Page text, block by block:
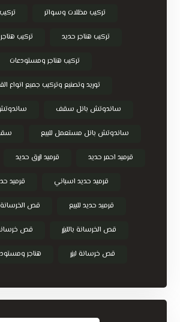
تركيب مظلات وسواتر
تركيب هناجر حديد تركيب
تركيب هناجر ومستودعات
توريد وتصنيع وتركيب جميع انواع
ساندوتش بانل سقف ساندوتش
ساندوتش بانل مستعمل للبيع
قرميد احمر حديد قرميد ازرق حديد
قرميد حديد اسباني قرميد
قرميد حديد للبيع قص الخرسانة
قص الخرسانة بالليزر قص
قص خرسانة ليزر هناجر